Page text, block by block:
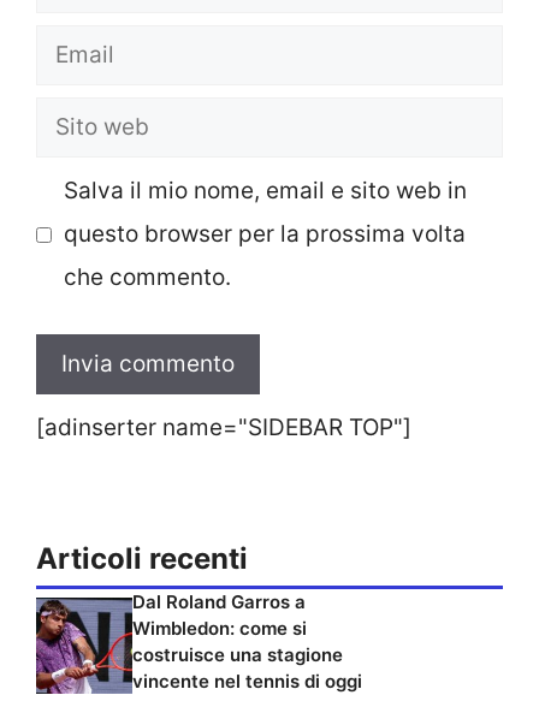
Email
Sito
Salva il mio nome, email e sito web in
questo browser per la prossima volta
che commento.
[adinserter name="SIDEBAR TOP"]
Articoli recenti
Dal Roland Garros a
Wimbledon: come si
costruisce una stagione
vincente nel tennis di oggi